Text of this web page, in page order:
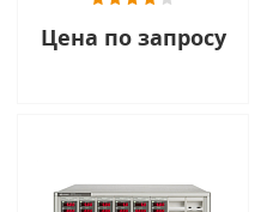
Цена по запросу